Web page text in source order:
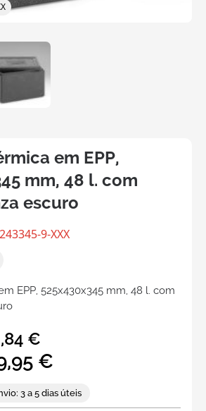
em EPP,
mm, 48 l. com
escuro
9-XXX
EPP, 525x430x345 mm, 48 l. com
€
€
3 a 5 dias úteis